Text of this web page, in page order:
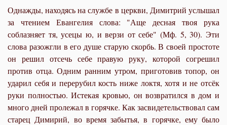
Однажды, находясь на службе в церкви, Димитрий услышал
за чтением Евангелия слова: "Аще десная твоя рука
соблазняет тя, усецы ю, и верзи от себе" (Мф. 5, 30). Эти
слова разожгли в его душе старую скорбь. В своей простоте
он решил отсечь себе правую руку, которой согрешил
против отца. Одним ранним утром, приготовив топор, он
ударил себя и перерубил кость ниже локтя, хотя и не отсёк
руки полностью. Истекая кровью, он возвратился в дом и
много дней пролежал в горячке. Как засвидетельствовал сам
старец Димирий, во время забытья, в горячке, ему было